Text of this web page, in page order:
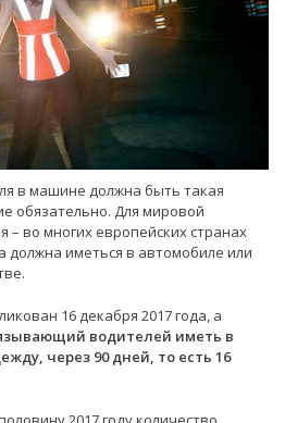
в машине должна быть такая
обязательно. Для мировой
– во многих европейских странах
иметься в автомобиле или
16 декабря 2017 года, а
водителей иметь в
через 90 дней, то есть 16